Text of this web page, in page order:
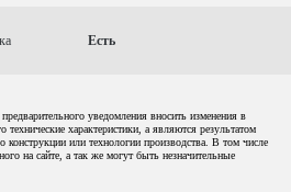
Есть
уведомления вносить изменения в
технические характеристики, а являются результатом
конструкции или технологии производства. В том числе
на сайте, а так же могут быть незначительные